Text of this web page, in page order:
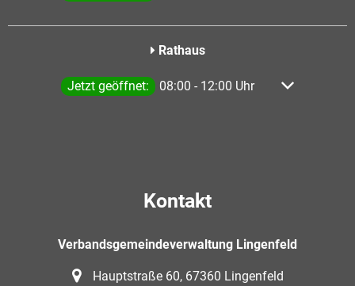
Rathaus
Klicken, um weitere Öffnungs- oder Schließzeiten
Jetzt geöffnet: 08:00 - 12:00 Uhr Von 08:00
Kontakt
Verbandsgemeindeverwaltung Lingenfeld
Hauptstraße 60, 67360 Lingenfeld